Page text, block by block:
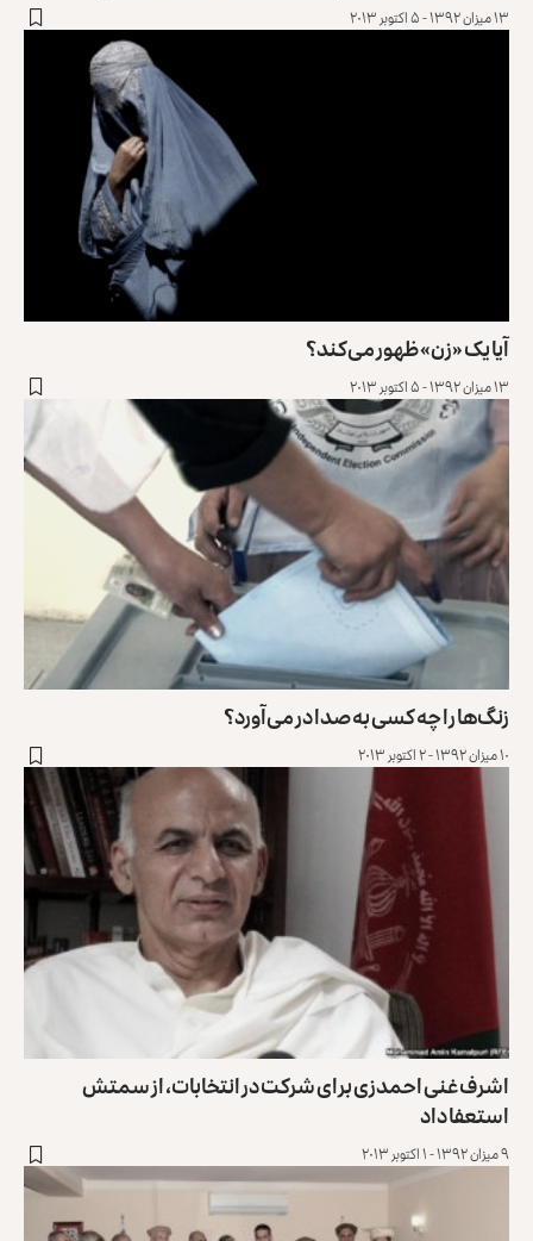
۱۳ میزان ۱۳۹۲ - ۵ اکتوبر ۲۰۱۳
آیا یک «زن» ظهور می‌کند؟
۱۳ میزان ۱۳۹۲ - ۵ اکتوبر ۲۰۱۳
زنگ‌ها را چه کسی به صدا در می‌آورد؟
۱۰ میزان ۱۳۹۲ - ۲ اکتوبر ۲۰۱۳
اشرف غنی احمدزی برای شرکت در انتخابات، از سمتش
استعفا داد
۹ میزان ۱۳۹۲ - ۱ اکتوبر ۲۰۱۳